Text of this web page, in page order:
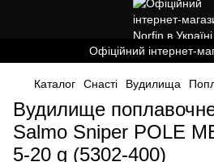
Офіційний інтернет-
Каталог Снасті Вудилища
Вудилище
Salmo Sniper POLE
5-20 g (5302-400)